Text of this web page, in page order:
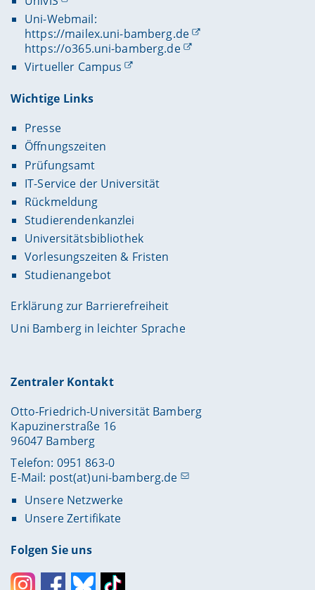
Uni-Webmail:
https://mailex.uni-bamberg.de
https://o365.uni-bamberg.de
Virtueller Campus
Wichtige Links
Presse
Öffnungszeiten
Prüfungsamt
IT-Service der Universität
Rückmeldung
Studierendenkanzlei
Universitätsbibliothek
Vorlesungszeiten & Fristen
Studienangebot
Erklärung zur Barrierefreiheit
Uni Bamberg in leichter Sprache
Zentraler Kontakt
Otto-Friedrich-Universität Bamberg
Kapuzinerstraße 16
96047 Bamberg
Telefon: 0951 863-0
E-Mail: post(at)uni-bamberg.de
Unsere Netzwerke
Unsere Zertifikate
Folgen Sie uns